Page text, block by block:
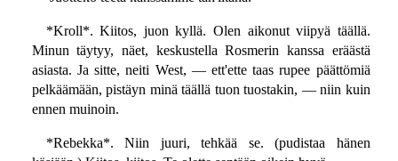
*Kroll*. Kiitos, juon kyllä. Olen aikonut viipyä täällä.
Minun täytyy, näet, keskustella Rosmerin kanssa eräästä
asiasta. Ja sitte, neiti West, — ett'ette taas rupee päättömiä
pelkäämään, pistäyn minä täällä tuon tuostakin, — niin kuin
ennen muinoin.
*Rebekka*. Niin juuri, tehkää se. (pudistaa hänen